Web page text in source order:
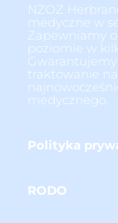
NZOZ
medyczne w
Zapewniamy
poziomie w
traktowanie
medycznego.
Polityka
RODO